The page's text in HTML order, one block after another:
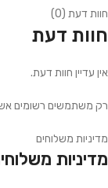
חוות דעת (0)
חוות דעת
אין עדיין חוות דעת.
רק משתמשים רשומים
מדיניות משלוחים
מדיניות